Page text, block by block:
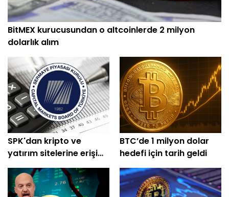
BitMEX kurucusundan o altcoinlerde 2 milyon
dolarlık alım
SPK'dan kripto ve
yatırım sitelerine erişim
engeli
BTC’de 1 milyon dolar
hedefi için tarih geldi